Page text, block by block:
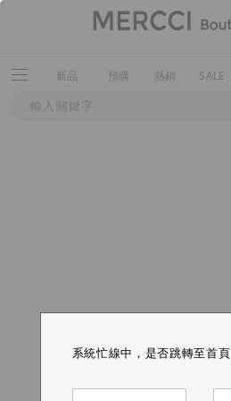
新品 預購 熱銷 SALE
系統忙線中，是否跳轉至首頁
系統忙線中，是否跳轉至首頁
系統忙線中，是否跳轉至首頁
系統忙線中，是否跳轉至首頁
系統忙線中，是否跳轉至首頁